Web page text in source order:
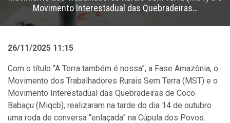
Movimento Interestadual das Quebradeiras…
26/11/2025 11:15
Com o título “A Terra também é nossa”, a Fase Amazônia, o
Movimento dos Trabalhadores Rurais Sem Terra (MST) e o
Movimento Interestadual das Quebradeiras de Coco
Babaçu (Miqcb), realizaram na tarde do dia 14 de outubro
uma roda de conversa “enlaçada” na Cúpula dos Povos.